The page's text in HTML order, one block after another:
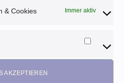
& Cookies Immer aktiv
Cookies
AKZEPTIEREN
noch am selben Tag verpackt
Newsletter an und